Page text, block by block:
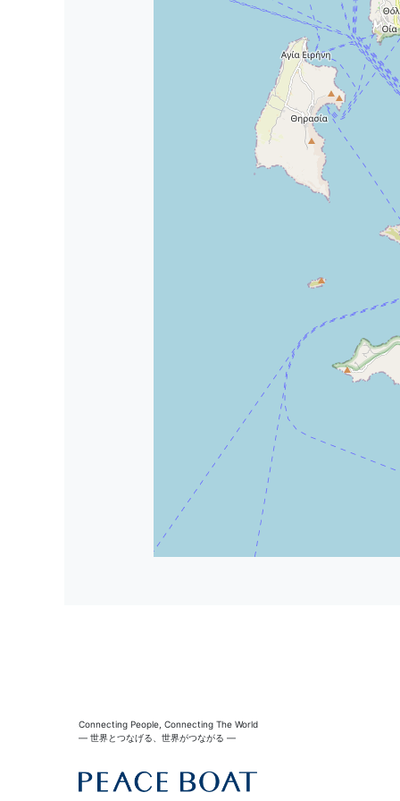
Connecting People, Connecting The World
― 世界とつなげる、世界がつながる ―